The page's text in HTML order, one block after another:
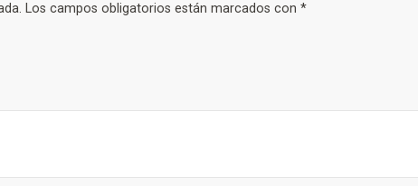
Los campos obligatorios están marcados con *